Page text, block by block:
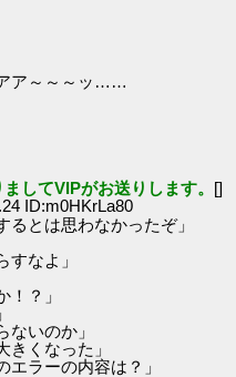
ア～～～ッ……
してVIPがお送りします。 []
ID:m0HKrLa80
とは思わなかったぞ」
なよ」
？」
ないのか」
くなった」
ラーの内容は？」